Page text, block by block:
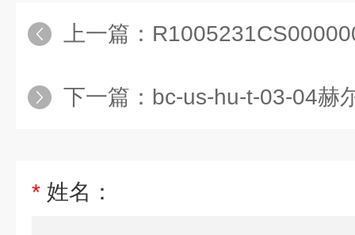
上一篇： R1005231CS000000赫尔纳
下一篇： bc-us-hu-t-03-04赫尔纳供应
* 姓名：